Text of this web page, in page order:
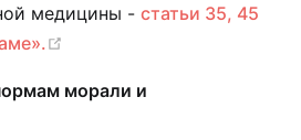
медицины -статьи 35, 45
морали и